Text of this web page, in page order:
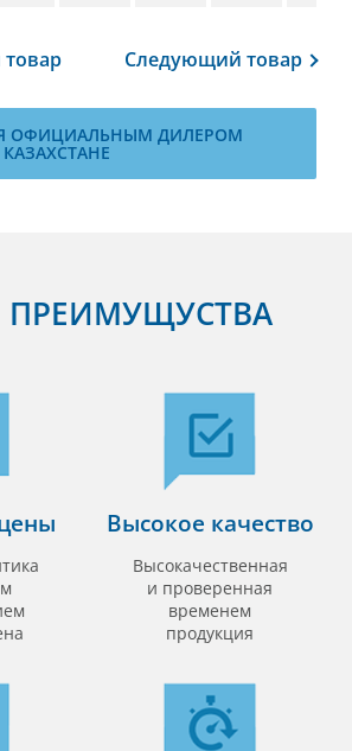
товар Следующий товар
ОФИЦИАЛЬНЫМ ДИЛЕРОМ
Высокое качество
Высокачественная
и проверенная
временем
продукция